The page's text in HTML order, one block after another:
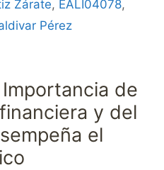
Zárate, EALI04078,
Pérez
de
y del
el